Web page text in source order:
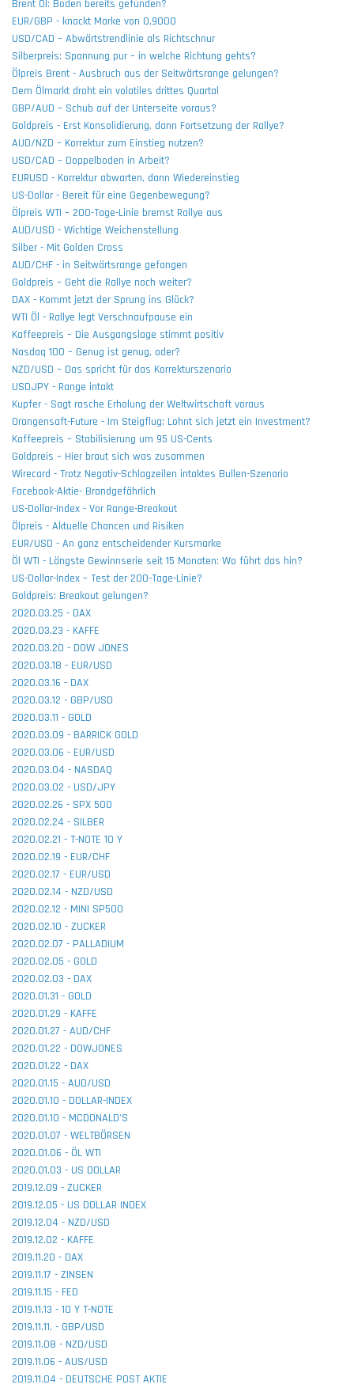
Brent Öl: Boden bereits gefunden?
EUR/GBP - knackt Marke von 0,9000
USD/CAD – Abwärtstrendlinie als Richtschnur
Silberpreis: Spannung pur – in welche Richtung gehts?
Ölpreis Brent - Ausbruch aus der Seitwärtsrange gelungen?
Dem Ölmarkt droht ein volatiles drittes Quartal
GBP/AUD – Schub auf der Unterseite voraus?
Goldpreis - Erst Konsolidierung, dann Fortsetzung der Rallye?
AUD/NZD – Korrektur zum Einstieg nutzen?
USD/CAD – Doppelboden in Arbeit?
EURUSD - Korrektur abwarten, dann Wiedereinstieg
US-Dollar - Bereit für eine Gegenbewegung?
Ölpreis WTI – 200-Tage-Linie bremst Rallye aus
AUD/USD - Wichtige Weichenstellung
Silber - Mit Golden Cross
AUD/CHF - in Seitwärtsrange gefangen
Goldpreis – Geht die Rallye noch weiter?
DAX - Kommt jetzt der Sprung ins Glück?
WTI Öl - Rallye legt Verschnaufpause ein
Kaffeepreis – Die Ausgangslage stimmt positiv
Nasdaq 100 – Genug ist genug, oder?
NZD/USD – Das spricht für das Korrekturszenario
USDJPY - Range intakt
Kupfer - Sagt rasche Erholung der Weltwirtschaft voraus
Orangensaft-Future - Im Steigflug: Lohnt sich jetzt ein Investment?
Kaffeepreis – Stabilisierung um 95 US-Cents
Goldpreis – Hier braut sich was zusammen
Wirecard - Trotz Negativ-Schlagzeilen intaktes Bullen-Szenario
Facebook-Aktie- Brandgefährlich
US-Dollar-Index - Vor Range-Breakout
Ölpreis - Aktuelle Chancen und Risiken
EUR/USD - An ganz entscheidender Kursmarke
Öl WTI - Längste Gewinnserie seit 15 Monaten: Wo führt das hin?
US-Dollar-Index – Test der 200-Tage-Linie?
Goldpreis: Breakout gelungen?
2020.03.25 - DAX
2020.03.23 - KAFFE
2020.03.20 - DOW JONES
2020.03.18 - EUR/USD
2020.03.16 - DAX
2020.03.12 - GBP/USD
2020.03.11 - GOLD
2020.03.09 - BARRICK GOLD
2020.03.06 - EUR/USD
2020.03.04 - NASDAQ
2020.03.02 - USD/JPY
2020.02.26 - SPX 500
2020.02.24 - SILBER
2020.02.21 - T-NOTE 10 Y
2020.02.19 - EUR/CHF
2020.02.17 - EUR/USD
2020.02.14 - NZD/USD
2020.02.12 - MINI SP500
2020.02.10 - ZUCKER
2020.02.07 - PALLADIUM
2020.02.05 - GOLD
2020.02.03 - DAX
2020.01.31 - GOLD
2020.01.29 - KAFFE
2020.01.27 - AUD/CHF
2020.01.22 - DOWJONES
2020.01.22 - DAX
2020.01.15 - AUD/USD
2020.01.10 - DOLLAR-INDEX
2020.01.10 - MCDONALD'S
2020.01.07 - WELTBÖRSEN
2020.01.06 - ÖL WTI
2020.01.03 - US DOLLAR
2019.12.09 - ZUCKER
2019.12.05 - US DOLLAR INDEX
2019.12.04 - NZD/USD
2019.12.02 - KAFFE
2019.11.20 - DAX
2019.11.17 - ZINSEN
2019.11.15 - FED
2019.11.13 - 10 Y T-NOTE
2019.11.11. - GBP/USD
2019.11.08 - NZD/USD
2019.11.06 - AUS/USD
2019.11.04 - DEUTSCHE POST AKTIE